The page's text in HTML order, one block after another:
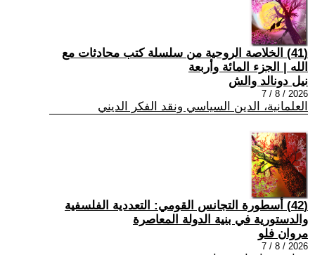
(41) الخلاصة الروحية من سلسلة كتب محادثات مع
الله | الجزء المائة وأربعة
نيل دونالد والش
2026 / 8 / 7
العلمانية، الدين السياسي ونقد الفكر الديني
(42) أسطورة التجانس القومي: التعددية الفلسفية
والدستورية في بنية الدولة المعاصرة
مروان فلو
2026 / 8 / 7